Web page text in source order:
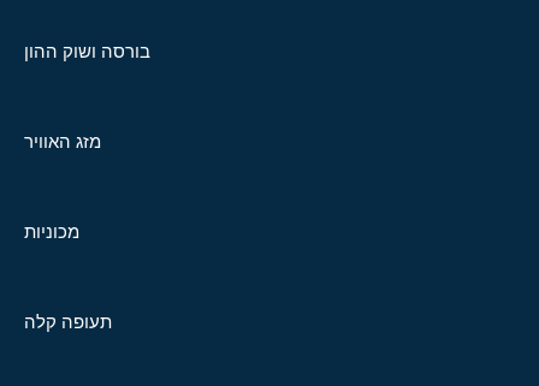
בורסה ושוק ההון
מזג האוויר
מכוניות
תעופה קלה